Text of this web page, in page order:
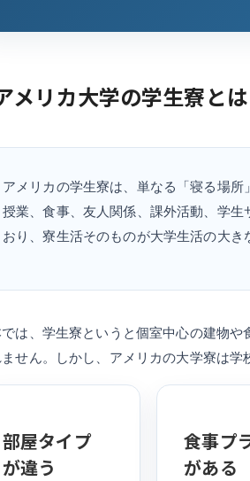
メリカ大学の学生寮と
アメリカの学生寮は、単なる「寝る場所
授業、食事、友人関係、課外活動、学
おり、寮生活そのものが大学生活の大き
では、学生寮というと個室中心の建物
ません。しかし、アメリカの大学寮は学
部屋タイプ
が違う
食事プ
がある